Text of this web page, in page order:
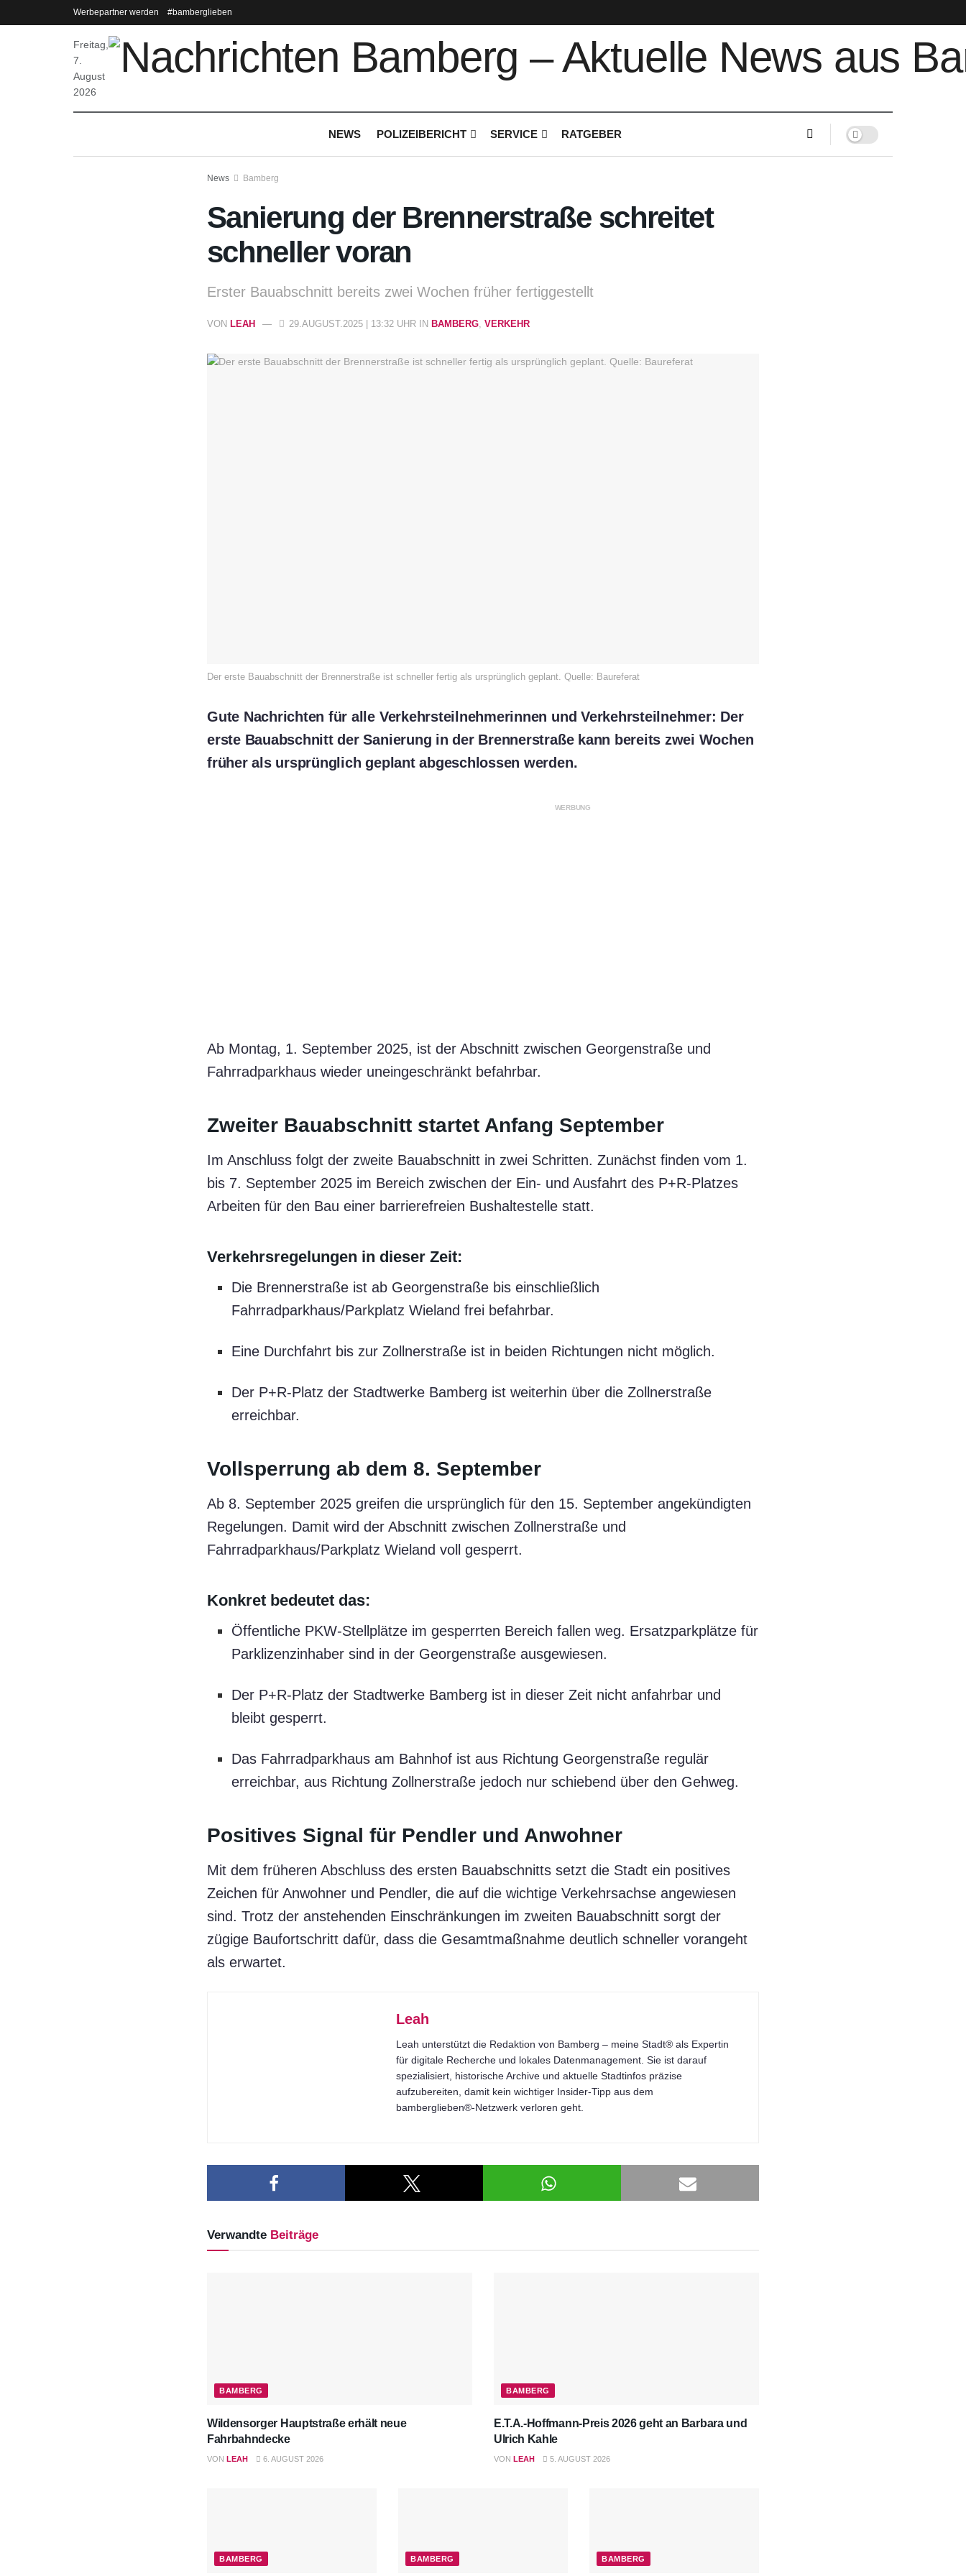
Werbepartner werden #bamberglieben
Freitag,
7.
August
2026
NEWS POLIZEIBERICHT SERVICE RATGEBER
News Bamberg
Sanierung der Brennerstraße schreitet
schneller voran
Erster Bauabschnitt bereits zwei Wochen früher fertiggestellt
VON LEAH 29.AUGUST.2025 | 13:32 UHR IN BAMBERG VERKEHR
Der erste Bauabschnitt der Brennerstraße ist schneller fertig als ursprünglich geplant. Quelle: Baureferat
Gute Nachrichten für alle Verkehrsteilnehmerinnen und Verkehrsteilnehmer: Der
erste Bauabschnitt der Sanierung in der Brennerstraße kann bereits zwei Wochen
früher als ursprünglich geplant abgeschlossen werden.
WERBUNG
Ab Montag, 1. September 2025, ist der Abschnitt zwischen Georgenstraße und
Fahrradparkhaus wieder uneingeschränkt befahrbar.
Zweiter Bauabschnitt startet Anfang September
Im Anschluss folgt der zweite Bauabschnitt in zwei Schritten. Zunächst finden vom 1.
bis 7. September 2025 im Bereich zwischen der Ein- und Ausfahrt des P+R-Platzes
Arbeiten für den Bau einer barrierefreien Bushaltestelle statt.
Verkehrsregelungen in dieser Zeit:
Die Brennerstraße ist ab Georgenstraße bis einschließlich
Fahrradparkhaus/Parkplatz Wieland frei befahrbar.
Eine Durchfahrt bis zur Zollnerstraße ist in beiden Richtungen nicht möglich.
Der P+R-Platz der Stadtwerke Bamberg ist weiterhin über die Zollnerstraße
erreichbar.
Vollsperrung ab dem 8. September
Ab 8. September 2025 greifen die ursprünglich für den 15. September angekündigten
Regelungen. Damit wird der Abschnitt zwischen Zollnerstraße und
Fahrradparkhaus/Parkplatz Wieland voll gesperrt.
Konkret bedeutet das:
Öffentliche PKW-Stellplätze im gesperrten Bereich fallen weg. Ersatzparkplätze für
Parklizenzinhaber sind in der Georgenstraße ausgewiesen.
Der P+R-Platz der Stadtwerke Bamberg ist in dieser Zeit nicht anfahrbar und
bleibt gesperrt.
Das Fahrradparkhaus am Bahnhof ist aus Richtung Georgenstraße regulär
erreichbar, aus Richtung Zollnerstraße jedoch nur schiebend über den Gehweg.
Positives Signal für Pendler und Anwohner
Mit dem früheren Abschluss des ersten Bauabschnitts setzt die Stadt ein positives
Zeichen für Anwohner und Pendler, die auf die wichtige Verkehrsachse angewiesen
sind. Trotz der anstehenden Einschränkungen im zweiten Bauabschnitt sorgt der
zügige Baufortschritt dafür, dass die Gesamtmaßnahme deutlich schneller vorangeht
als erwartet.
Leah
Leah unterstützt die Redaktion von Bamberg – meine Stadt® als Expertin
für digitale Recherche und lokales Datenmanagement. Sie ist darauf
spezialisiert, historische Archive und aktuelle Stadtinfos präzise
aufzubereiten, damit kein wichtiger Insider-Tipp aus dem
bamberglieben®-Netzwerk verloren geht.
Verwandte Beiträge
BAMBERG
Wildensorger Hauptstraße erhält neue
Fahrbahndecke
VON LEAH 6. AUGUST 2026
BAMBERG
E.T.A.-Hoffmann-Preis 2026 geht an Barbara und
Ulrich Kahle
VON LEAH 5. AUGUST 2026
BAMBERG BAMBERG BAMBERG